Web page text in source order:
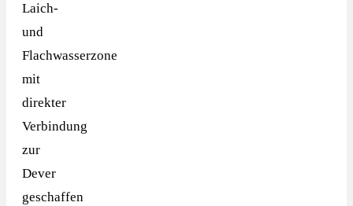
Laich-
und
Flachwasserzone
mit
direkter
Verbindung
zur
Dever
geschaffen